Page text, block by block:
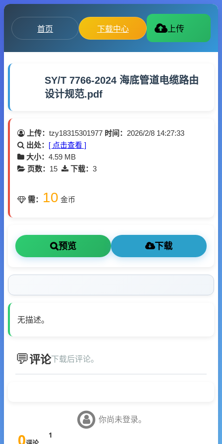
首页 下载中心 上传
SY/T 7766-2024 海底管道电缆路由
设计规范.pdf
上传： tzy18315301977 时间： 2026/2/8 14:27:33
出处： [ 点击查看 ]
大小： 4.59 MB
页数： 15 下载： 3
需： 10 金币
预览 下载
无描述。
评论下载后评论。
你尚未登录。
0 1